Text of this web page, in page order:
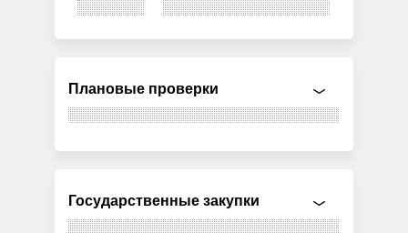
Плановые проверки
Государственные закупки